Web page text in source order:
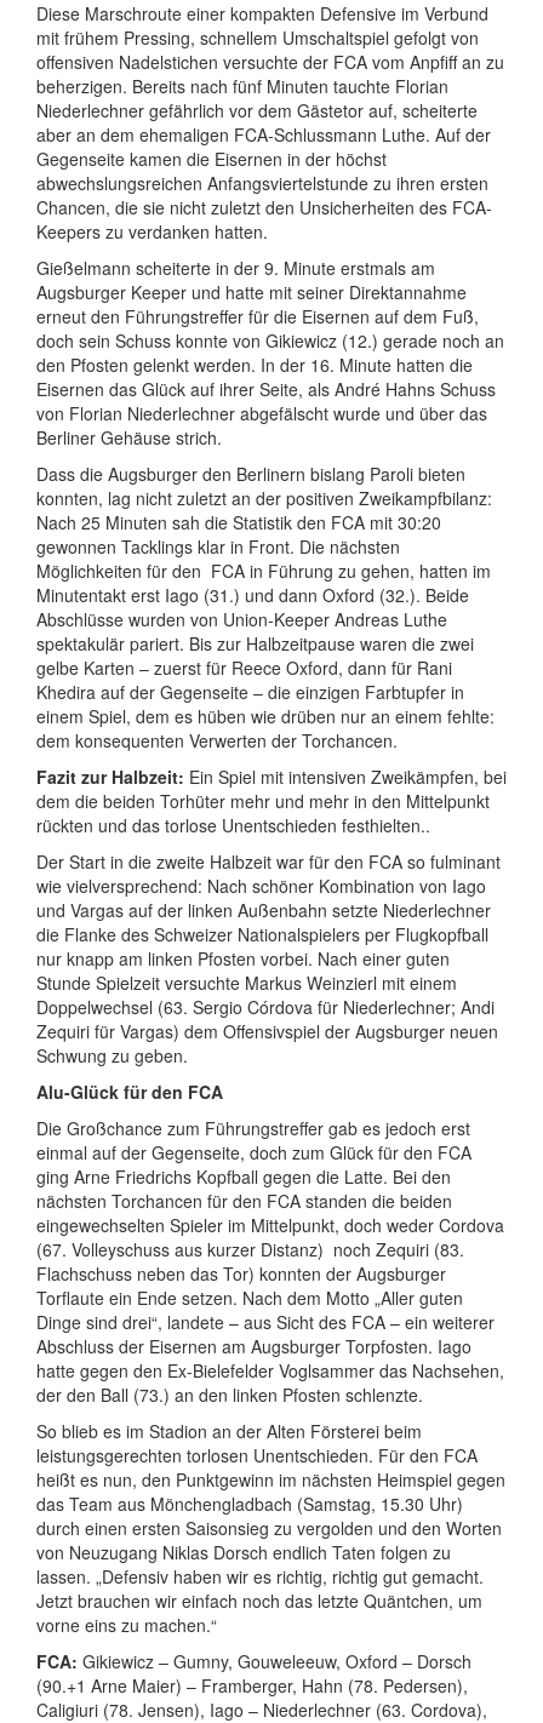
Diese Marschroute einer kompakten Defensive im Verbund
mit frühem Pressing, schnellem Umschaltspiel gefolgt von
offensiven Nadelstichen versuchte der FCA vom Anpfiff an zu
beherzigen. Bereits nach fünf Minuten tauchte Florian
Niederlechner gefährlich vor dem Gästetor auf, scheiterte
aber an dem ehemaligen FCA-Schlussmann Luthe. Auf der
Gegenseite kamen die Eisernen in der höchst
abwechslungsreichen Anfangsviertelstunde zu ihren ersten
Chancen, die sie nicht zuletzt den Unsicherheiten des FCA-
Keepers zu verdanken hatten.
Gießelmann scheiterte in der 9. Minute erstmals am
Augsburger Keeper und hatte mit seiner Direktannahme
erneut den Führungstreffer für die Eisernen auf dem Fuß,
doch sein Schuss konnte von Gikiewicz (12.) gerade noch an
den Pfosten gelenkt werden. In der 16. Minute hatten die
Eisernen das Glück auf ihrer Seite, als André Hahns Schuss
von Florian Niederlechner abgefälscht wurde und über das
Berliner Gehäuse strich.
Dass die Augsburger den Berlinern bislang Paroli bieten
konnten, lag nicht zuletzt an der positiven Zweikampfbilanz:
Nach 25 Minuten sah die Statistik den FCA mit 30:20
gewonnen Tacklings klar in Front. Die nächsten
Möglichkeiten für den FCA in Führung zu gehen, hatten im
Minutentakt erst Iago (31.) und dann Oxford (32.). Beide
Abschlüsse wurden von Union-Keeper Andreas Luthe
spektakulär pariert. Bis zur Halbzeitpause waren die zwei
gelbe Karten – zuerst für Reece Oxford, dann für Rani
Khedira auf der Gegenseite – die einzigen Farbtupfer in
einem Spiel, dem es hüben wie drüben nur an einem fehlte:
dem konsequenten Verwerten der Torchancen.
Fazit zur Halbzeit: Ein Spiel mit intensiven Zweikämpfen, bei
dem die beiden Torhüter mehr und mehr in den Mittelpunkt
rückten und das torlose Unentschieden festhielten..
Der Start in die zweite Halbzeit war für den FCA so fulminant
wie vielversprechend: Nach schöner Kombination von Iago
und Vargas auf der linken Außenbahn setzte Niederlechner
die Flanke des Schweizer Nationalspielers per Flugkopfball
nur knapp am linken Pfosten vorbei. Nach einer guten
Stunde Spielzeit versuchte Markus Weinzierl mit einem
Doppelwechsel (63. Sergio Córdova für Niederlechner; Andi
Zequiri für Vargas) dem Offensivspiel der Augsburger neuen
Schwung zu geben.
Alu-Glück für den FCA
Die Großchance zum Führungstreffer gab es jedoch erst
einmal auf der Gegenseite, doch zum Glück für den FCA
ging Arne Friedrichs Kopfball gegen die Latte. Bei den
nächsten Torchancen für den FCA standen die beiden
eingewechselten Spieler im Mittelpunkt, doch weder Cordova
(67. Volleyschuss aus kurzer Distanz) noch Zequiri (83.
Flachschuss neben das Tor) konnten der Augsburger
Torflaute ein Ende setzen. Nach dem Motto „Aller guten
Dinge sind drei“, landete – aus Sicht des FCA – ein weiterer
Abschluss der Eisernen am Augsburger Torpfosten. Iago
hatte gegen den Ex-Bielefelder Voglsammer das Nachsehen,
der den Ball (73.) an den linken Pfosten schlenzte.
So blieb es im Stadion an der Alten Försterei beim
leistungsgerechten torlosen Unentschieden. Für den FCA
heißt es nun, den Punktgewinn im nächsten Heimspiel gegen
das Team aus Mönchengladbach (Samstag, 15.30 Uhr)
durch einen ersten Saisonsieg zu vergolden und den Worten
von Neuzugang Niklas Dorsch endlich Taten folgen zu
lassen. „Defensiv haben wir es richtig, richtig gut gemacht.
Jetzt brauchen wir einfach noch das letzte Quäntchen, um
vorne eins zu machen.“
FCA: Gikiewicz – Gumny, Gouweleeuw, Oxford – Dorsch
(90.+1 Arne Maier) – Framberger, Hahn (78. Pedersen),
Caligiuri (78. Jensen), Iago – Niederlechner (63. Cordova),